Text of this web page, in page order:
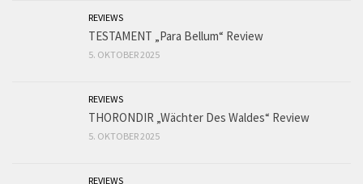
REVIEWS
TESTAMENT „Para Bellum“ Review
5. OKTOBER 2025
REVIEWS
THORONDIR „Wächter Des Waldes“ Review
5. OKTOBER 2025
REVIEWS